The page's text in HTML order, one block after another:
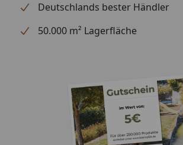
Deutschlands bester Händler
50.000 m² Lagerfläche